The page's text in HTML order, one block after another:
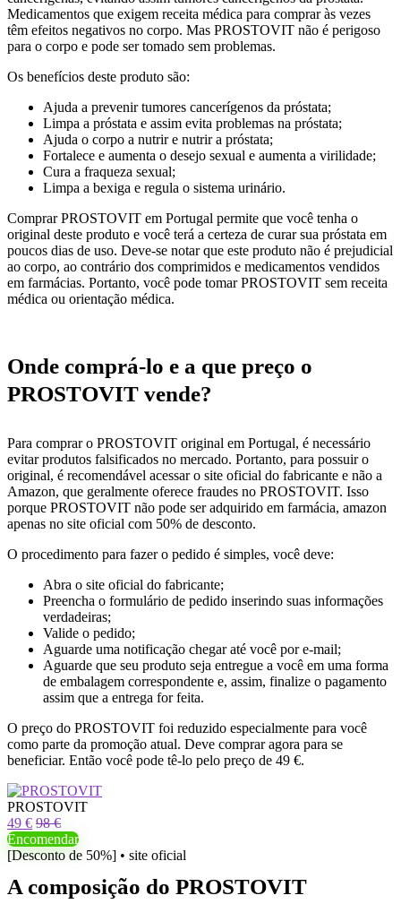
Medicamentos que exigem receita médica para comprar às vezes
têm efeitos negativos no corpo. Mas PROSTOVIT não é perigoso
para o corpo e pode ser tomado sem problemas.
Os benefícios deste produto são:
Ajuda a prevenir tumores cancerígenos da próstata;
Limpa a próstata e assim evita problemas na próstata;
Ajuda o corpo a nutrir e nutrir a próstata;
Fortalece e aumenta o desejo sexual e aumenta a virilidade;
Cura a fraqueza sexual;
Limpa a bexiga e regula o sistema urinário.
Comprar PROSTOVIT em Portugal permite que você tenha o
original deste produto e você terá a certeza de curar sua próstata em
poucos dias de uso. Deve-se notar que este produto não é prejudicial
ao corpo, ao contrário dos comprimidos e medicamentos vendidos
em farmácias. Portanto, você pode tomar PROSTOVIT sem receita
médica ou orientação médica.
Onde comprá-lo e a que preço o
PROSTOVIT vende?
Para comprar o PROSTOVIT original em Portugal, é necessário
evitar produtos falsificados no mercado. Portanto, para possuir o
original, é recomendável acessar o site oficial do fabricante e não a
Amazon, que geralmente oferece fraudes no PROSTOVIT. Isso
porque PROSTOVIT não pode ser adquirido em farmácia, amazon
apenas no site oficial com 50% de desconto.
O procedimento para fazer o pedido é simples, você deve:
Abra o site oficial do fabricante;
Preencha o formulário de pedido inserindo suas informações
verdadeiras;
Valide o pedido;
Aguarde uma notificação chegar até você por e-mail;
Aguarde que seu produto seja entregue a você em uma forma
de embalagem correspondente e, assim, finalize o pagamento
assim que a entrega for feita.
O preço do PROSTOVIT foi reduzido especialmente para você
como parte da promoção atual. Deve comprar agora para se
beneficiar. Então você pode tê-lo pelo preço de 49 €.
PROSTOVIT
49 € 98 €
Encomendar
[Desconto de 50%] • site oficial
A composição do PROSTOVIT